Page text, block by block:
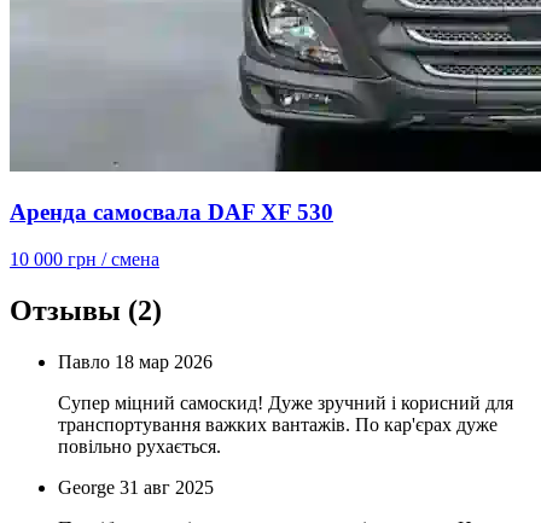
Аренда самосвала DAF XF 530
10 000 грн / смена
Отзывы (2)
Павло 18 мар 2026
Супер міцний самоскид! Дуже зручний і корисний для
транспортування важких вантажів. По кар'єрах дуже
повільно рухається.
George 31 авг 2025